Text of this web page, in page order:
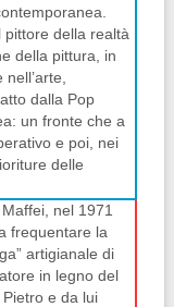
della realtà
della pittura, in
dalla Pop
un fronte che a
e poi, nei
delle
nel 1971
frequentare la
artigianale di
in legno del
Pietro e da lui